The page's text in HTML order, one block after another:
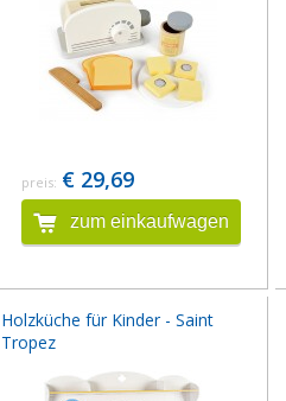
preis: € 29,69
zum einkaufwagen
Holzküche für Kinder - Saint
Tropez